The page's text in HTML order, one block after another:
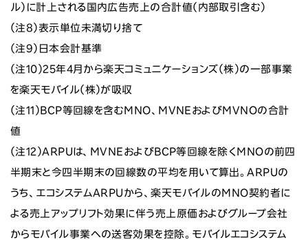
ル）に計上される国内広告売上の合計値（内部取引含む）
（注8）表示単位未満切り捨て
（注9）日本会計基準
（注10）25年4月から楽天コミュニケーションズ（株）の一部事業
を楽天モバイル（株）が吸収
（注11）BCP等回線を含むMNO、MVNEおよびMVNOの合計
値
（注12）ARPUは、MVNEおよびBCP等回線を除くMNOの前四
半期末と今四半期末の回線数の平均を用いて算出。ARPUの
うち、エコシステムARPUから、楽天モバイルのMNO契約者に
よる売上アップリフト効果に伴う売上原価およびグループ会社
からモバイル事業への送客効果を控除。モバイルエコシステム